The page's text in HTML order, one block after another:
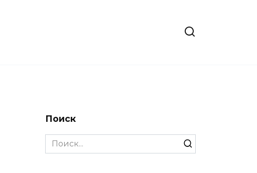
Поиск
Search
for: